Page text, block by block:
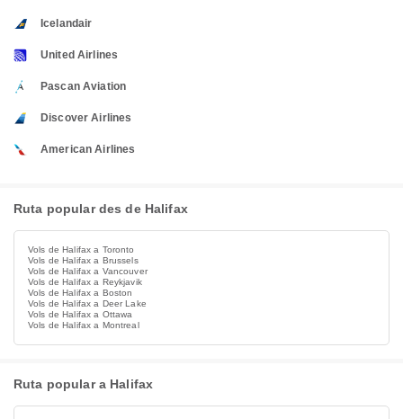
Icelandair
United Airlines
Pascan Aviation
Discover Airlines
American Airlines
Ruta popular des de Halifax
Vols de Halifax a Toronto
Vols de Halifax a Brussels
Vols de Halifax a Vancouver
Vols de Halifax a Reykjavik
Vols de Halifax a Boston
Vols de Halifax a Deer Lake
Vols de Halifax a Ottawa
Vols de Halifax a Montreal
Ruta popular a Halifax